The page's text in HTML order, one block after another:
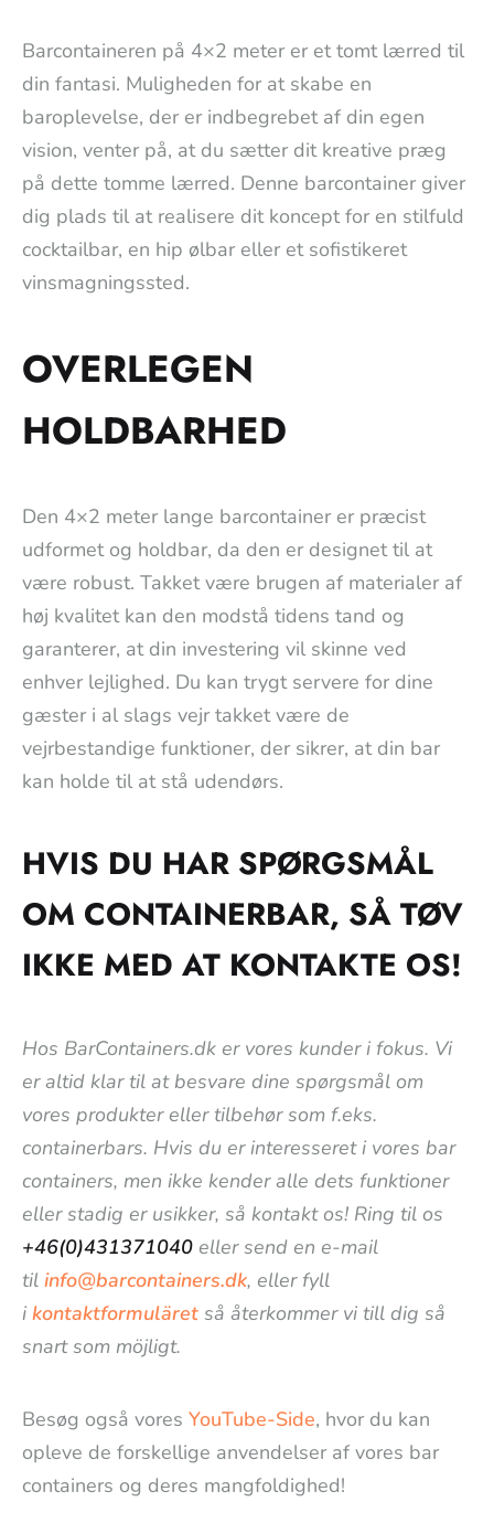
Barcontaineren på 4×2 meter er et tomt lærred til
din fantasi. Muligheden for at skabe en
baroplevelse, der er indbegrebet af din egen
vision, venter på, at du sætter dit kreative præg
på dette tomme lærred. Denne barcontainer giver
dig plads til at realisere dit koncept for en stilfuld
cocktailbar, en hip ølbar eller et sofistikeret
vinsmagningssted.
OVERLEGEN
HOLDBARHED
Den 4×2 meter lange barcontainer er præcist
udformet og holdbar, da den er designet til at
være robust. Takket være brugen af materialer af
høj kvalitet kan den modstå tidens tand og
garanterer, at din investering vil skinne ved
enhver lejlighed. Du kan trygt servere for dine
gæster i al slags vejr takket være de
vejrbestandige funktioner, der sikrer, at din bar
kan holde til at stå udendørs.
HVIS DU HAR SPØRGSMÅL
OM CONTAINERBAR, SÅ TØV
IKKE MED AT KONTAKTE OS!
Hos BarContainers.dk er vores kunder i fokus. Vi
er altid klar til at besvare dine spørgsmål om
vores produkter eller tilbehør som f.eks.
containerbars. Hvis du er interesseret i vores bar
containers, men ikke kender alle dets funktioner
eller stadig er usikker, så kontakt os! Ring til os
+46(0)431371040 eller send en e-mail
til info@barcontainers.dk, eller fyll
i kontaktformuläret så återkommer vi till dig så
snart som möjligt.
Besøg også vores YouTube-Side, hvor du kan
opleve de forskellige anvendelser af vores bar
containers og deres mangfoldighed!